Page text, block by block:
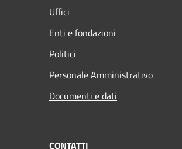
Uffici
Enti e fondazioni
Politici
Personale Amministrativo
Documenti e dati
CONTATTI